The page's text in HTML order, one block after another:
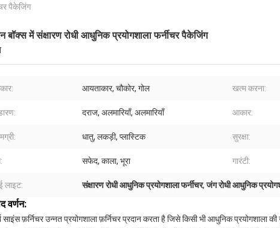
पैकेजिंग
बॉक्स में संक्षारण रोधी आधुनिक प्रयोगशाला फर्नीचर पैकेजिंग
आयताकार, चौकोर, गोल खत्म करना:
दराज, अलमारियाँ, अलमारियाँ आकार:
धातु, लकड़ी, प्लास्टिक सुरक्षा:
सफेद, काला, भूरा गारंटी:
लाइट: संक्षारण रोधी आधुनिक प्रयोगशाला फर्नीचर,जंग रोधी आधुनिक
वर्णन:
साइंस फ़र्निचर उन्नत प्रयोगशाला फ़र्निचर प्रदान करता है जिसे किसी भी आधुनिक प्रयोगशाला